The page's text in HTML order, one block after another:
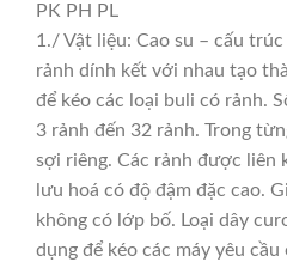
PK PH PL
1./ Vật liệu: Cao su – cấu
rảnh dính kết với nhau tạo
để kéo các loại buli có rảnh.
3 rảnh đến 32 rảnh. Trong
sợi riêng. Các rảnh được liên
lưu hoá có độ đậm đặc cao.
không có lớp bố. Loại dây
dụng để kéo các máy yêu